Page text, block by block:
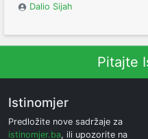
Dalio Sijah
Pitajte
Istinomjer
Predložite nove sadržaje za
istinomjer.ba, ili upozorite na